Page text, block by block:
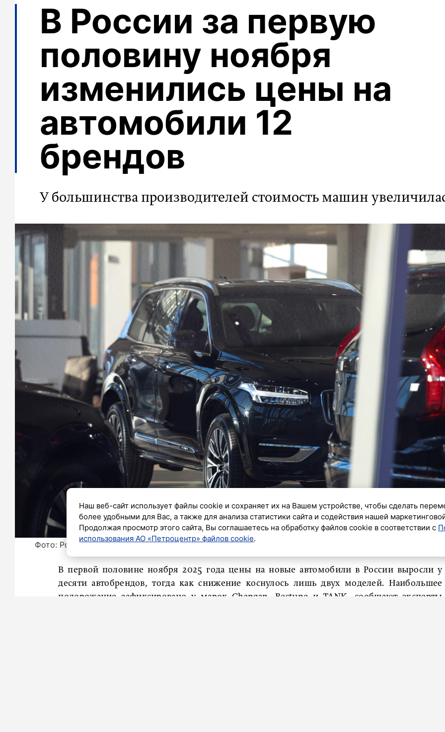
В России за первую
половину ноября
изменились цены на
автомобили 12
брендов
У большинства производителей стоимость машин
Фото: Роман Пименов/«Петербургский дневник»
В первой половине ноября 2025 года цены на новые автомобили в России выросли у
десяти автобрендов, тогда как снижение коснулось лишь двух моделей. Наибольшее
подорожание зафиксировано у марок Changan, Bestune и TANK, сообщают эксперты
Наш веб-сайт использует файлы cookie и сохраняет их на Вашем устройстве, чтобы сделать
более удобными для Вас, а также для анализа статистики сайта и содействия нашей
Продолжая просмотр этого сайта, Вы соглашаетесь на обработку файлов cookie в соответствии с
использования АО «Петроцентр» файлов cookie.